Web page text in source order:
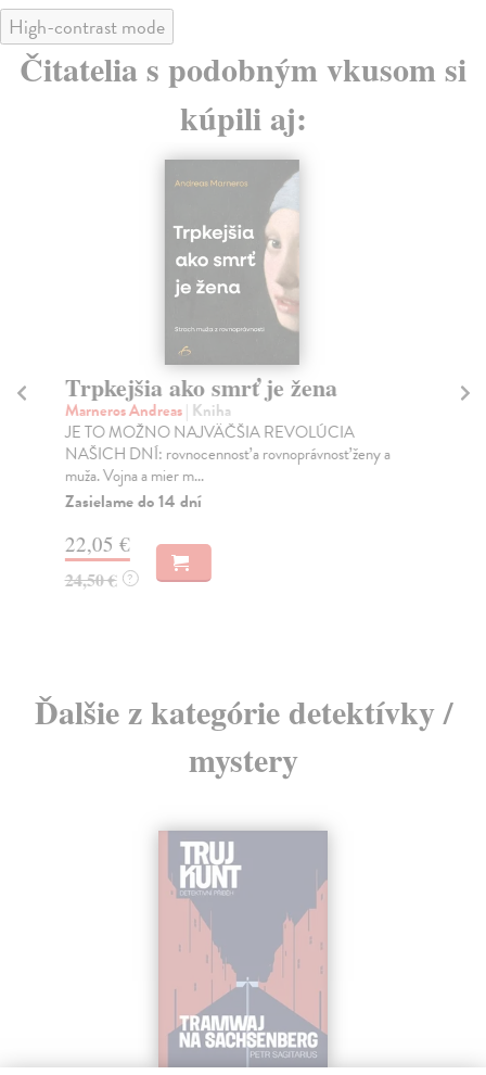
High-contrast mode
Čitatelia s podobným vkusom si
kúpili aj:
Trpkejšia ako smrť je žena
Marneros Andreas| Kniha
JE TO MOŽNO NAJVÄČŠIA REVOLÚCIA
NAŠICH DNÍ: rovnocennosť a rovnoprávnosť ženy a
muža. Vojna a mier m...
Zasielame do 14 dní
22,05 €
24,50 € ?
Ďalšie z kategórie detektívky /
mystery